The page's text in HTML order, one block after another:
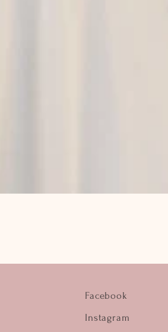
Facebook
Instagram